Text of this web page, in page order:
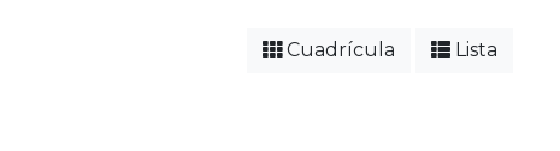
Cuadrícula Lista